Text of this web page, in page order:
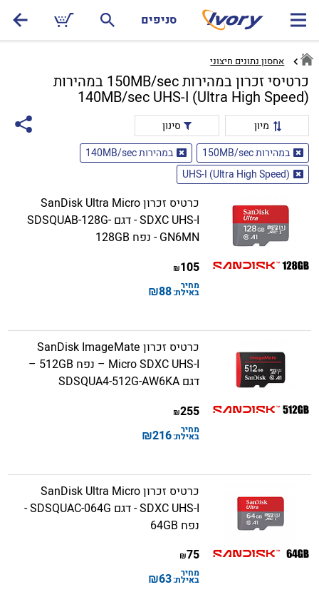
סניפים
אחסון נתונים חיצוני
כרטיסי זכרון במהירות 150MB/sec במהירות
140MB/sec UHS-I (Ultra High Speed)
מיון
סינון
במהירות 150MB/sec
במהירות 140MB/sec
UHS-I (Ultra High Speed)
כרטיס זכרון SanDisk Ultra Micro
SDXC UHS-I - דגם SDSQUAB-128G-
GN6MN - נפח 128GB
105
₪
מחיר
באילת:88
₪
כרטיס זכרון SanDisk ImageMate
Micro SDXC UHS-I – נפח 512GB –
דגם SDSQUA4-512G-AW6KA
255
₪
מחיר
באילת:216
₪
כרטיס זכרון SanDisk Ultra Micro
SDXC UHS-I - דגם SDSQUAC-064G -
נפח 64GB
75
₪
מחיר
באילת:63
₪